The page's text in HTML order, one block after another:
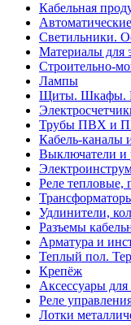
Кабельная
Светильники.
Материалы для
Строительно-
Лампы
Щиты. Шкафы.
Трубы ПВХ и
Кабель-каналы
Выключатели и
Реле тепловые,
Удлинители,
Разъемы
Арматура и
Теплый пол.
Крепёж
Аксессуары
Реле
Лотки